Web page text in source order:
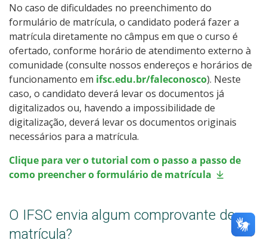
No caso de dificuldades no preenchimento do
formulário de matrícula, o candidato poderá fazer a
matrícula diretamente no câmpus em que o curso é
ofertado, conforme horário de atendimento externo à
comunidade (consulte nossos endereços e horários de
funcionamento em ifsc.edu.br/faleconosco). Neste
caso, o candidato deverá levar os documentos já
digitalizados ou, havendo a impossibilidade de
digitalização, deverá levar os documentos originais
necessários para a matrícula.
Clique para ver o tutorial com o passo a passo de
como preencher o formulário de matrícula
O IFSC envia algum comprovante de
matrícula?